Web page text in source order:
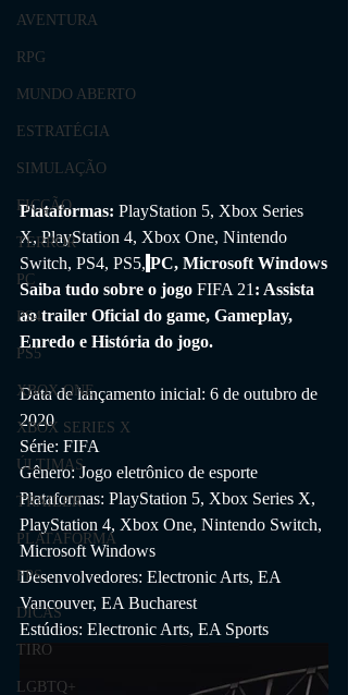
AVENTURA
RPG
MUNDO ABERTO
ESTRATÉGIA
SIMULAÇÃO
FICÇÃO
TERROR
PC
PS4
PS5
XBOX ONE
XBOX SERIES X
ÚLTIMAS
TRAILER
PLATAFORMA
FPS
DICAS
TIRO
LGBTQ+
Plataformas: PlayStation 5, Xbox Series
X, PlayStation 4, Xbox One, Nintendo
Switch, PS4, PS5, PC, Microsoft Windows
Saiba tudo sobre o jogo FIFA 21 : Assista
ao trailer Oficial do game, Gameplay,
Enredo e História do jogo.
Data de lançamento inicial: 6 de outubro de
2020
Série: FIFA
Gênero: Jogo eletrônico de esporte
Plataformas: PlayStation 5, Xbox Series X,
PlayStation 4, Xbox One, Nintendo Switch,
Microsoft Windows
Desenvolvedores: Electronic Arts, EA
Vancouver, EA Bucharest
Estúdios: Electronic Arts, EA Sports